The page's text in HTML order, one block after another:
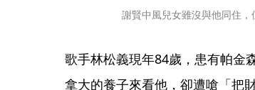
謝賢中風兒女雖沒與他同住，
歌手林松義現年84歲，患有帕金
拿大的養子來看他，卻遭嗆「把